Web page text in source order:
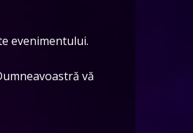
evenimentului.
vă